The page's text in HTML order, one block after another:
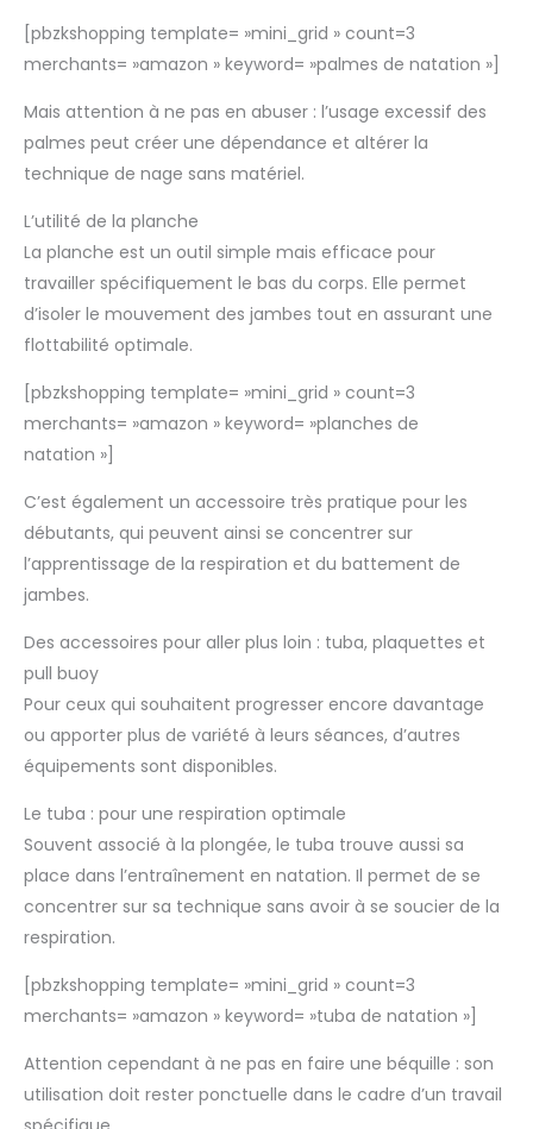
[pbzkshopping template= »mini_grid » count=3
merchants= »amazon » keyword= »palmes de natation »]
Mais attention à ne pas en abuser : l’usage excessif des
palmes peut créer une dépendance et altérer la
technique de nage sans matériel.
L’utilité de la planche
La planche est un outil simple mais efficace pour
travailler spécifiquement le bas du corps. Elle permet
d’isoler le mouvement des jambes tout en assurant une
flottabilité optimale.
[pbzkshopping template= »mini_grid » count=3
merchants= »amazon » keyword= »planches de
natation »]
C’est également un accessoire très pratique pour les
débutants, qui peuvent ainsi se concentrer sur
l’apprentissage de la respiration et du battement de
jambes.
Des accessoires pour aller plus loin : tuba, plaquettes et
pull buoy
Pour ceux qui souhaitent progresser encore davantage
ou apporter plus de variété à leurs séances, d’autres
équipements sont disponibles.
Le tuba : pour une respiration optimale
Souvent associé à la plongée, le tuba trouve aussi sa
place dans l’entraînement en natation. Il permet de se
concentrer sur sa technique sans avoir à se soucier de la
respiration.
[pbzkshopping template= »mini_grid » count=3
merchants= »amazon » keyword= »tuba de natation »]
Attention cependant à ne pas en faire une béquille : son
utilisation doit rester ponctuelle dans le cadre d’un travail